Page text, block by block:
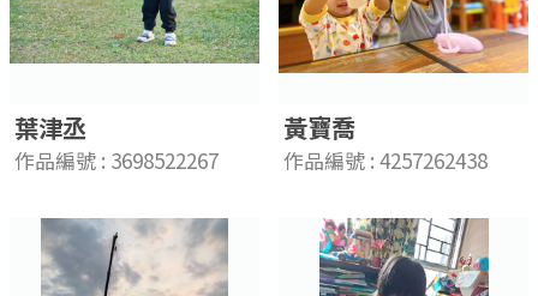
葉津丞
作品編號 : 3698522267
黃寶喬
作品編號 : 4257262438